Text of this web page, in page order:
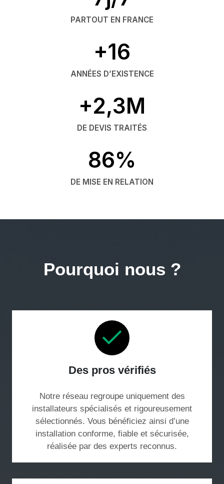
PARTOUT EN FRANCE
+16
ANNÉES D’EXISTENCE
+2,3M
DE DEVIS TRAITÉS
86%
DE MISE EN RELATION
Pourquoi nous ?
Des pros vérifiés
Notre réseau regroupe uniquement des
installateurs spécialisés et rigoureusement
sélectionnés. Vous bénéficiez ainsi d’une
installation conforme, fiable et sécurisée,
réalisée par des experts reconnus.